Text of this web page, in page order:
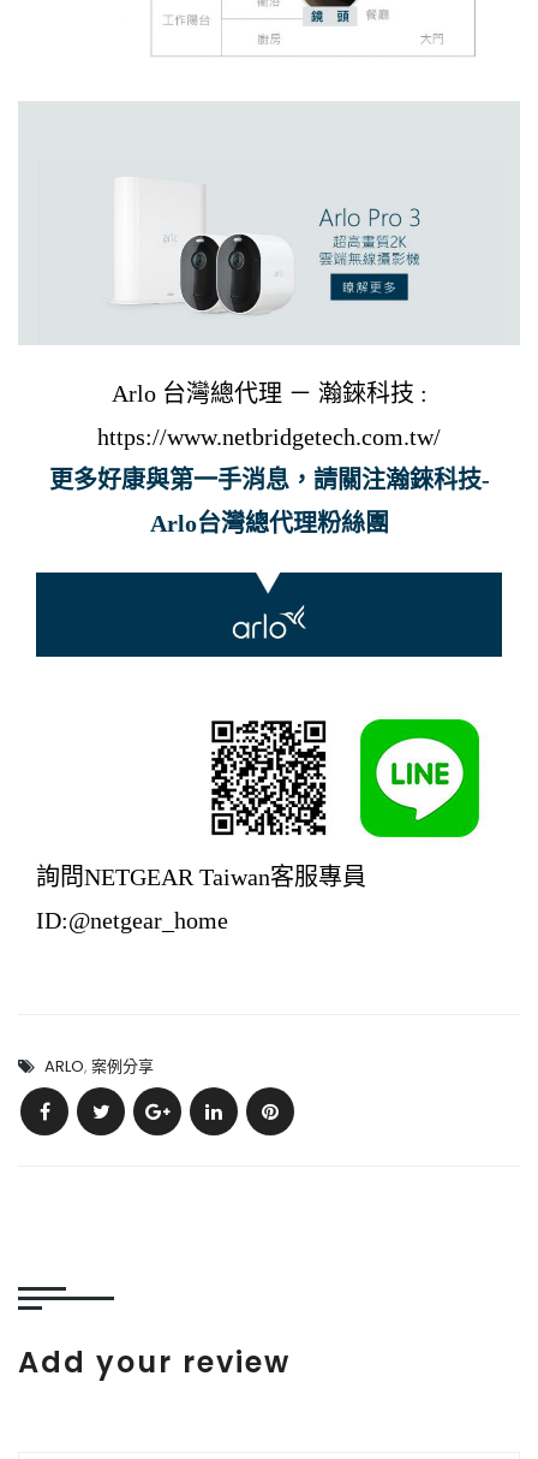
Arlo 台灣總代理 － 瀚錸科技 :
https://www.netbridgetech.com.tw/
更多好康與第一手消息，請關注瀚錸科技-
Arlo台灣總代理粉絲團
詢問NETGEAR Taiwan客服專員
ID:@netgear_home
ARLO, 案例分享
Add your review